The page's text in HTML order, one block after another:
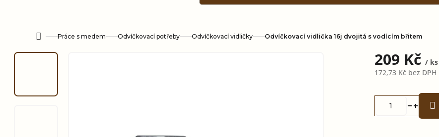
DomůPráce s medem Odvíčkovací potřeby Odvíčkovací vidličky Odvíčkovací vidlička 16j dvojitá s vodícím břitem
209 Kč/ ks
172,73 Kč bez DPH